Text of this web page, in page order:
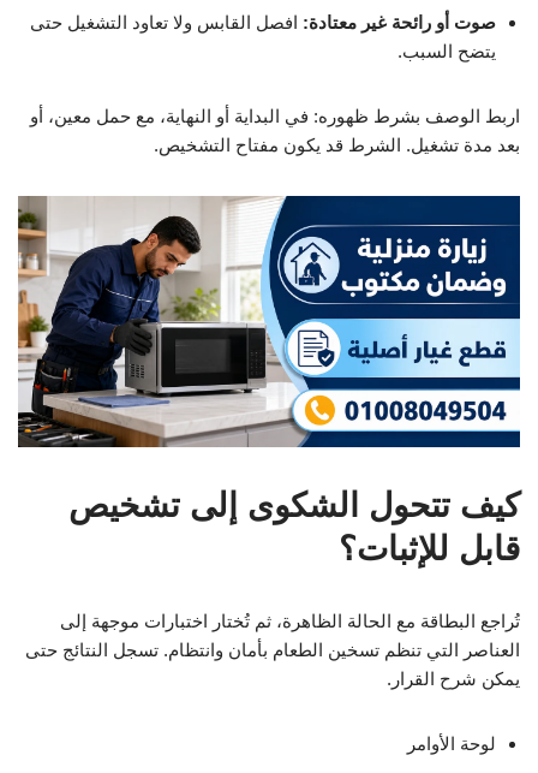
صوت أو رائحة غير معتادة: افصل القابس ولا تعاود التشغيل حتى
يتضح السبب.
اربط الوصف بشرط ظهوره: في البداية أو النهاية، مع حمل معين، أو
بعد مدة تشغيل. الشرط قد يكون مفتاح التشخيص.
كيف تتحول الشكوى إلى تشخيص
قابل للإثبات؟
تُراجع البطاقة مع الحالة الظاهرة، ثم تُختار اختبارات موجهة إلى
العناصر التي تنظم تسخين الطعام بأمان وانتظام. تسجل النتائج حتى
يمكن شرح القرار.
لوحة الأوامر